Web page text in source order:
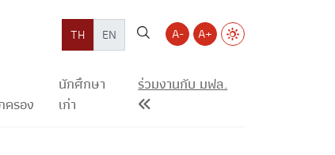
TH EN A- A+
ครอง
นักศึกษา
เก่า
ร่วมงานกับ มฟล.